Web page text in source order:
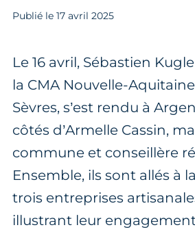
Publié le 17 avril 2025
Le 16 avril, Sébastien
la CMA Nouvelle-
Sèvres, s’est rendu à
côtés d’Armelle Cassin,
commune et conseillère
Ensemble, ils sont allés à
trois entreprises
illustrant leur